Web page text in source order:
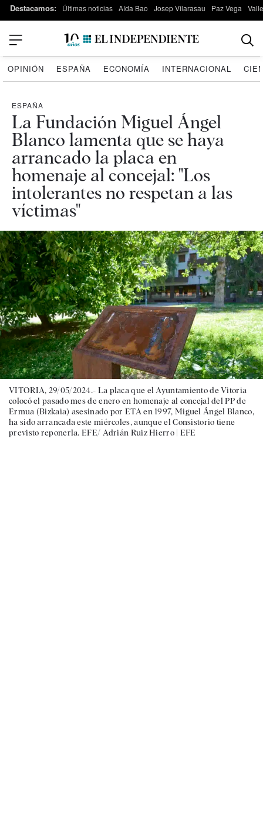
Destacamos: Últimas noticias Aída Bao Josep Vilarasau Paz Vega
OPINIÓN ESPAÑA ECONOMÍA INTERNACIONAL
ESPAÑA
La Fundación Miguel Ángel
Blanco lamenta que se haya
arrancado la placa en
homenaje al concejal: "Los
intolerantes no respetan a las
víctimas"
VITORIA, 29/05/2024.- La placa que el Ayuntamiento de Vitoria
colocó el pasado mes de enero en homenaje al concejal del PP de
Ermua (Bizkaia) asesinado por ETA en 1997, Miguel Ángel Blanco,
ha sido arrancada este miércoles, aunque el Consistorio tiene
previsto reponerla. EFE/ Adrián Ruiz Hierro | EFE